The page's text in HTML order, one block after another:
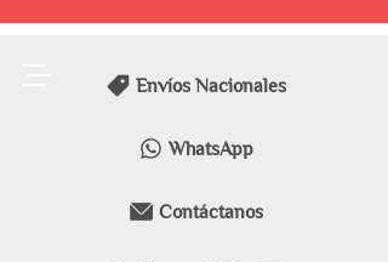
Envíos Nacionales
WhatsApp
Contáctanos